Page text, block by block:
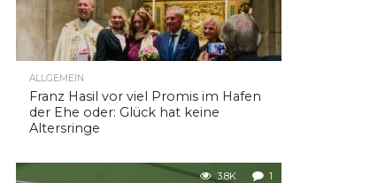
ALLGEMEIN
Franz Hasil vor viel Promis im Hafen
der Ehe oder: Glück hat keine
Altersringe
3.8K 1